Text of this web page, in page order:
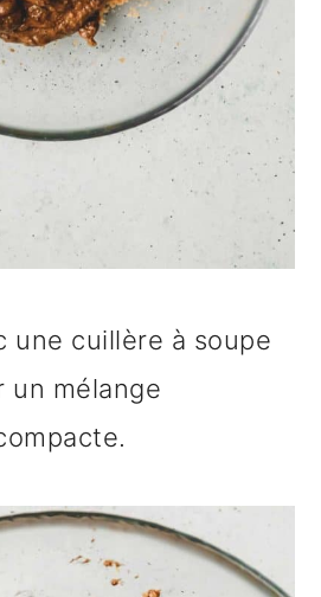
une cuillère à soupe
un mélange